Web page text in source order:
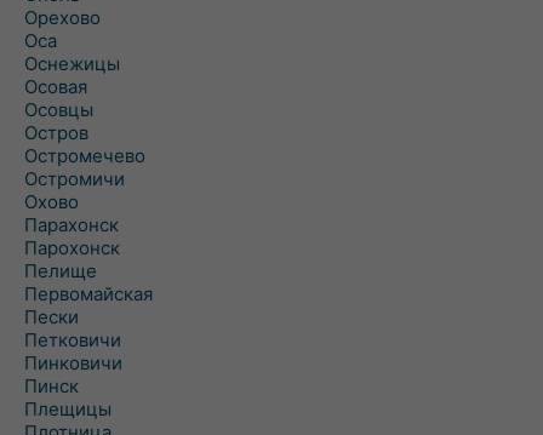
Орехово
Оса
Оснежицы
Осовая
Осовцы
Остров
Остромечево
Остромичи
Охово
Парахонск
Парохонск
Пелище
Первомайская
Пески
Петковичи
Пинковичи
Пинск
Плещицы